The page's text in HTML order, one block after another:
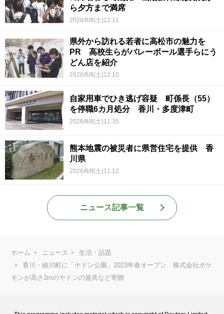
ら夕方まで満席
2026/8/8(土)12:11
県外から訪れる若者に高松市の魅力を
PR 高校生らがバレーボール選手らにう
どん店を紹介
2026/8/8(土)12:10
自家用車でひき逃げ容疑 町係長（55）
を停職6カ月処分 香川・多度津町
2026/8/8(土)11:35
熊本地震の被災者に県営住宅を提供 香
川県
2026/8/8(土)11:12
ニュース記事一覧
ホーム ニュース
生活・話題
香川・綾川町に「ヤドン公園」2023年春オープン 株式会社ポケ
モンが高さ2mのヤドンの遊具など寄贈